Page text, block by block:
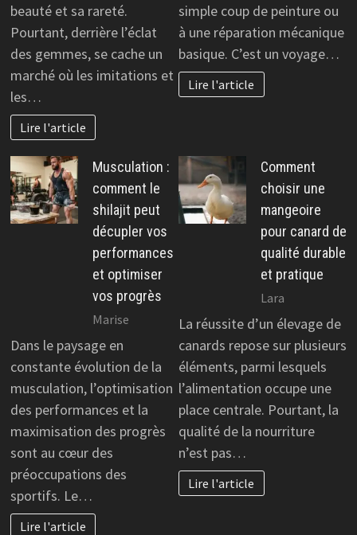
beauté et sa rareté.
Pourtant, derrière l’éclat
des gemmes, se cache un
marché où les imitations et
les…
Lire l'article
simple coup de peinture ou
à une réparation mécanique
basique. C’est un voyage…
Lire l'article
Musculation :
comment le
shilajit peut
décupler vos
performances
et optimiser
vos progrès
Marise
Dans le paysage en
constante évolution de la
musculation, l’optimisation
des performances et la
maximisation des progrès
sont au cœur des
préoccupations des
sportifs. Le…
Lire l'article
Comment
choisir une
mangeoire
pour canard de
qualité durable
et pratique
Lara
La réussite d’un élevage de
canards repose sur plusieurs
éléments, parmi lesquels
l’alimentation occupe une
place centrale. Pourtant, la
qualité de la nourriture
n’est pas…
Lire l'article